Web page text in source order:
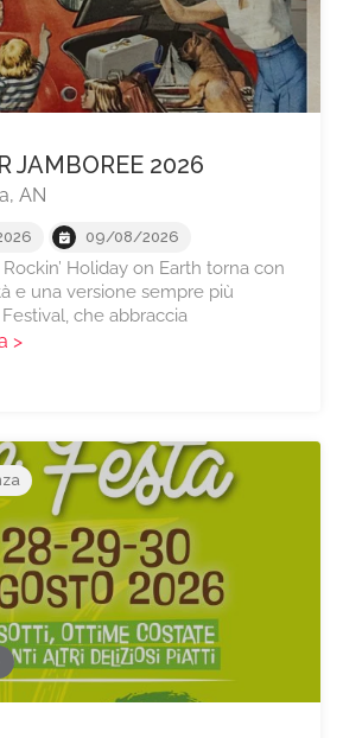
JAMBOREE 2026
AN
09/08/2026
Holiday on Earth torna con
e una versione sempre più
che abbraccia
>